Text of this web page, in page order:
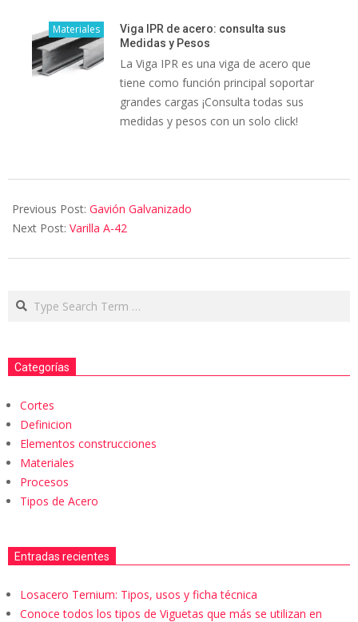
Materiales
Viga IPR de acero: consulta sus
Medidas y Pesos
La Viga IPR es una viga de acero que
tiene como función principal soportar
grandes cargas ¡Consulta todas sus
medidas y pesos con un solo click!
Previous Post: Gavión Galvanizado
Next Post: Varilla A-42
Categorías
Cortes
Definicion
Elementos construcciones
Materiales
Procesos
Tipos de Acero
Entradas recientes
Losacero Ternium: Tipos, usos y ficha técnica
Conoce todos los tipos de Viguetas que más se utilizan en